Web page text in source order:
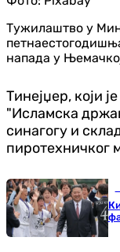
Тужилаштво у
напада у
Тинејџер, који
"Исламска
синагогу и
пиротехничког